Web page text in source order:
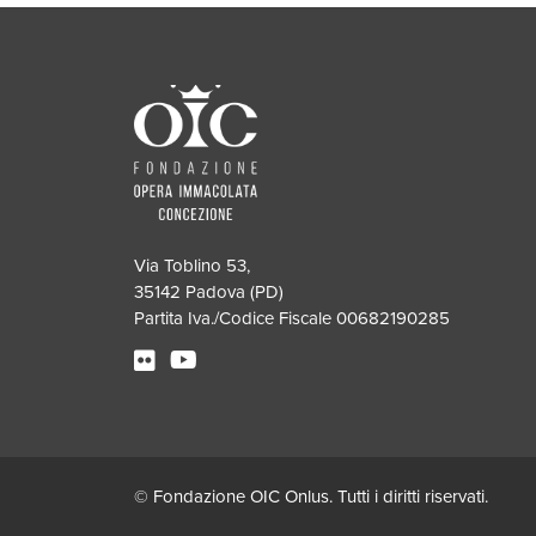
Via Toblino 53,
35142 Padova (PD)
Partita Iva./Codice Fiscale 00682190285
© Fondazione OIC Onlus. Tutti i diritti riservati.